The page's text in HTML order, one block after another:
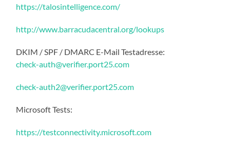
https://talosintelligence.com/
http://www.barracudacentral.org/lookups
DKIM / SPF / DMARC E-Mail Testadresse:
check-auth@verifier.port25.com
check-auth2@verifier.port25.com
Microsoft Tests:
https://testconnectivity.microsoft.com